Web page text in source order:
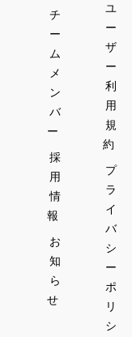
チ
ー
ム
メ
ン
バ
ー
採
用
情
報
お
知
ら
せ
ユ
ー
ザ
ー
利
用
規
約
プ
ラ
イ
バ
シ
ー
ポ
リ
シ